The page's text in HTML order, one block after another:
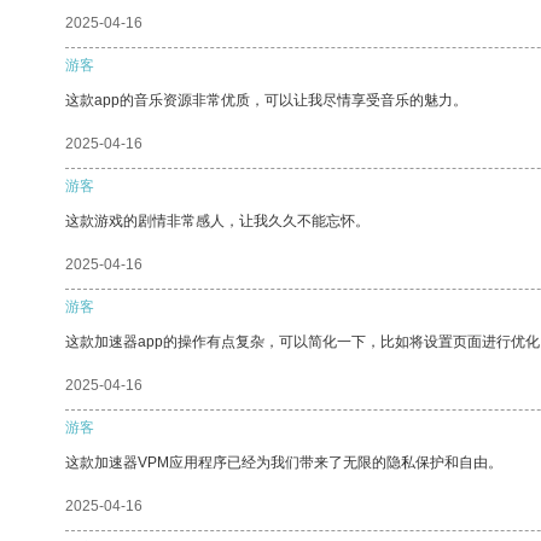
2025-04-16
游客
这款app的音乐资源非常优质，可以让我尽情享受音乐的魅力。
2025-04-16
游客
这款游戏的剧情非常感人，让我久久不能忘怀。
2025-04-16
游客
这款加速器app的操作有点复杂，可以简化一下，比如将设置页面进行优
2025-04-16
游客
这款加速器VPM应用程序已经为我们带来了无限的隐私保护和自由。
2025-04-16